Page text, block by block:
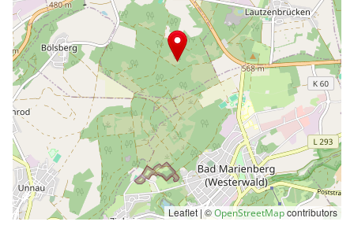
Leaflet | ©OpenStreetMapcontributors